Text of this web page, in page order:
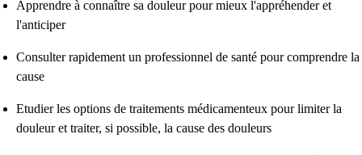
Apprendre à connaître sa douleur pour mieux l'appréhender et
l'anticiper
Consulter rapidement un professionnel de santé pour comprendre la
cause
Etudier les options de traitements médicamenteux pour limiter la
douleur et traiter, si possible, la cause des douleurs